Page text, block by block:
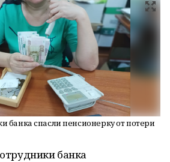
банка спасли пенсионерку от потери
банка